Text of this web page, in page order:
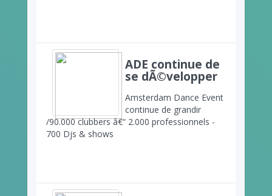
ADE continue de
se dÃ©velopper
Amsterdam Dance Event
continue de grandir
/90.000 clubbers â€“ 2.000 professionnels -
700 Djs & shows